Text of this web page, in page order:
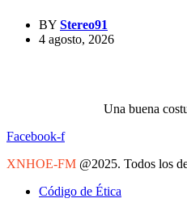
BY Stereo91
4 agosto, 2026
Una buena
Facebook-f
XNHOE-FM @2025. Todos los
Código de Ética